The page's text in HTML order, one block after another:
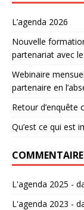
L’agenda 2026
Nouvelle
partenariat avec
Webinaire
partenaire en
Retour d’enquête
Qu’est ce qui est
L'agenda 2025 -
L'agenda 2023 -